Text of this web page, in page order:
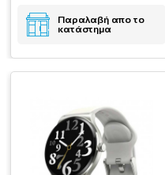
Παραλαβή απο το
κατάστημα